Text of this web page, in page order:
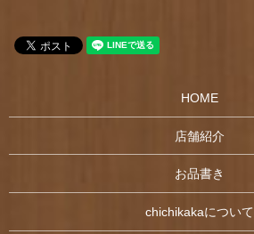
HOME
店舗紹介
お品書き
chichikakaについて